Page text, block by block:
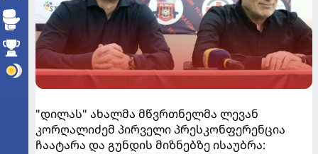
"დილას" ახალმა მწვრთნელმა ლევან
კორღალიძემ პირველი პრესკონფერენცია
ჩაატარა და გუნდის მიზნებზე ისაუბრა: